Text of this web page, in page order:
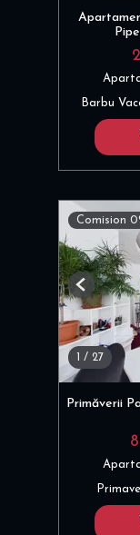
Barbu
Comision
1 / 27
Previous
Primăverii